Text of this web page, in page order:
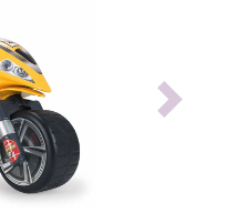
Next